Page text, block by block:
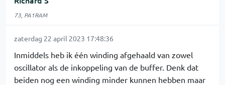
73, PA1RAM
zaterdag 22 april 2023 17:48:36
Inmiddels heb ik één winding afgehaald van zowel
oscillator als de inkoppeling van de buffer. Denk dat
beiden nog een winding minder kunnen hebben maar